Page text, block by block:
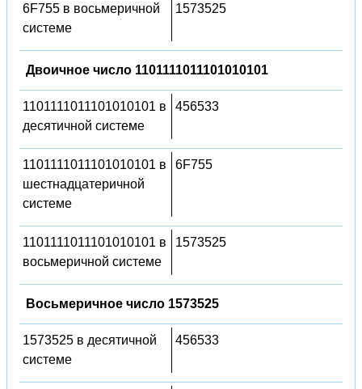
6F755 в восьмеричной
системе
1573525
Двоичное число 1101111011101010101
1101111011101010101 в
десятичной системе
456533
1101111011101010101 в
шестнадцатеричной
системе
6F755
1101111011101010101 в
восьмеричной системе
1573525
Восьмеричное число 1573525
1573525 в десятичной
системе
456533